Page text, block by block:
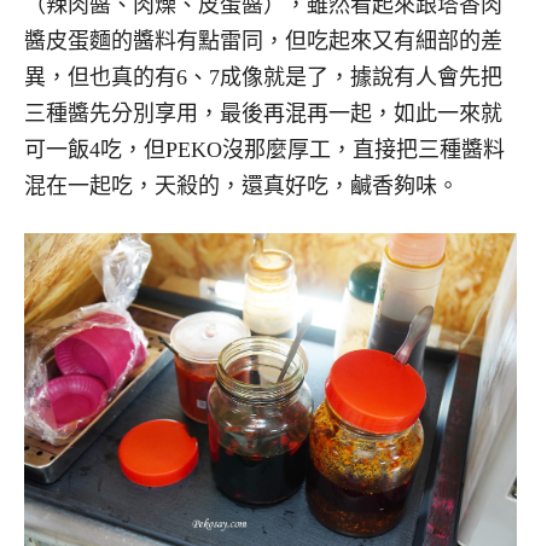
（辣肉醬、肉燥、皮蛋醬），雖然看起來跟塔香肉
醬皮蛋麵的醬料有點雷同，但吃起來又有細部的差
異，但也真的有6、7成像就是了，據說有人會先把
三種醬先分別享用，最後再混再一起，如此一來就
可一飯4吃，但PEKO沒那麼厚工，直接把三種醬料
混在一起吃，天殺的，還真好吃，鹹香夠味。